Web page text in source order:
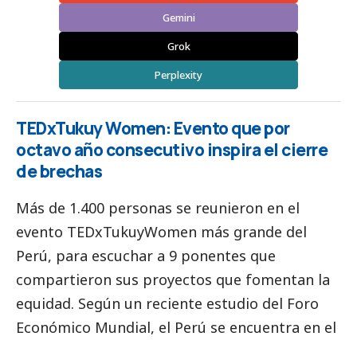
Gemini
Grok
Perplexity
TEDxTukuy Women: Evento que por
octavo año consecutivo inspira el cierre
de brechas
Más de 1.400 personas se reunieron en el
evento TEDxTukuyWomen más grande del
Perú, para escuchar a 9 ponentes que
compartieron sus proyectos que fomentan la
equidad. Según un reciente estudio del Foro
Económico Mundial, el Perú se encuentra en el